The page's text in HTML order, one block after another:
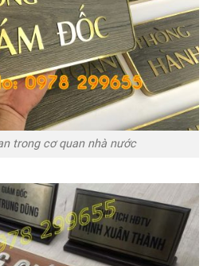
trong cơ quan nhà nước